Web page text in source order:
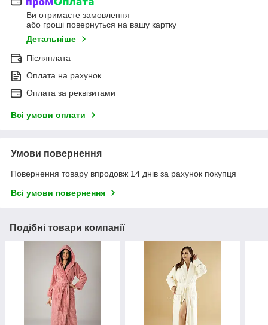
Ви отримаєте замовлення
або гроші повернуться на вашу картку
Детальніше
Післяплата
Оплата на рахунок
Оплата за реквізитами
Всі умови оплати
Умови повернення
Повернення товару впродовж 14 днів за рахунок покупця
Всі умови повернення
Подібні товари компанії